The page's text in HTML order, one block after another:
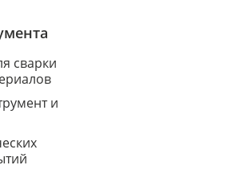
сварки
и